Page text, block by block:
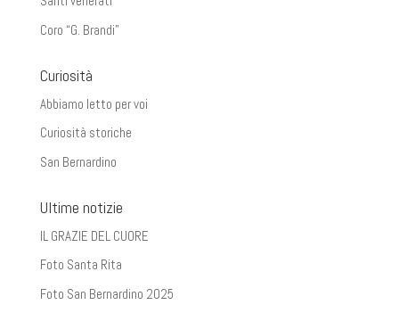
Coro “G. Brandi”
Curiosità
Abbiamo letto per voi
Curiosità storiche
San Bernardino
Ultime notizie
IL GRAZIE DEL CUORE
Foto Santa Rita
Foto San Bernardino 2025